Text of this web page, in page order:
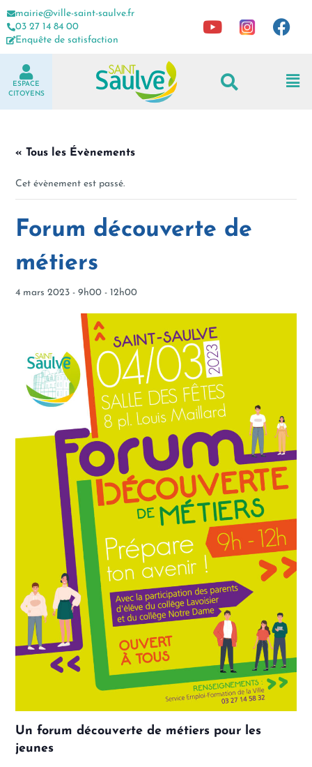
mairie@ville-saint-saulve.fr
03 27 14 84 00
Enquête de satisfaction
ESPACE
CITOYENS
« Tous les Évènements
Cet évènement est passé.
Forum découverte de
métiers
4 mars 2023 - 9h00 -12h00
Un forum découverte de métiers pour les
jeunes